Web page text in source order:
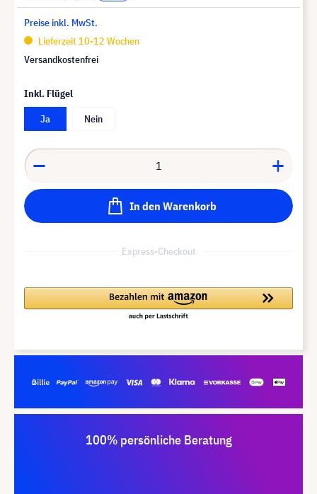
Preise inkl. MwSt.
Lieferzeit 10-12 Wochen
Versandkostenfrei
Inkl. Flügel
Ja
Nein
In den Warenkorb
Express-Checkout
100% persönliche Beratung